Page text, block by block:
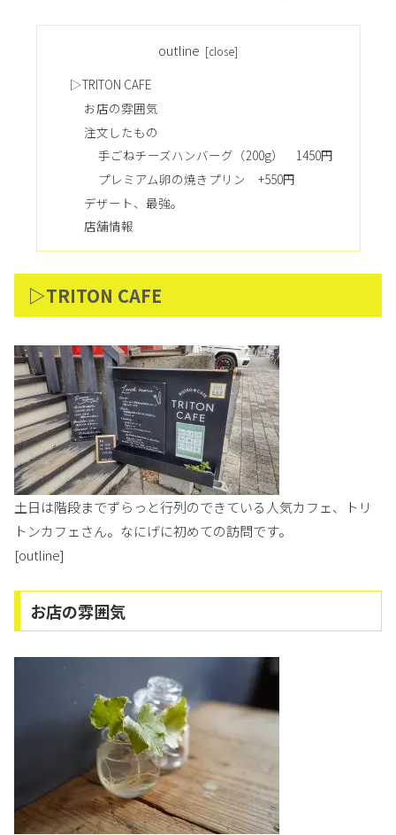
outline
▷TRITON CAFE
お店の雰囲気
注文したもの
手ごねチーズハンバーグ（200g） 1450円
プレミアム卵の焼きプリン +550円
デザート、最強。
店舗情報
▷TRITON CAFE
土日は階段までずらっと行列のできている人気カフェ、トリ
トンカフェさん。なにげに初めての訪問です。
[outline]
お店の雰囲気